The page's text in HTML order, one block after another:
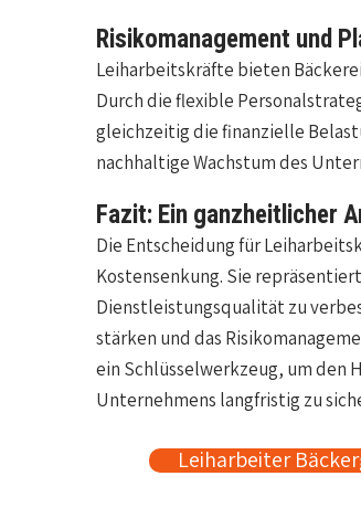
Risikomanagement und
Leiharbeitskräfte bieten
Durch die flexible
gleichzeitig die finanzielle
nachhaltige Wachstum des
Fazit: Ein ganzheitlicher
Die Entscheidung für
Kostensenkung. Sie
Dienstleistungsqualität zu
stärken und das
ein Schlüsselwerkzeug, um den
Unternehmens langfristig zu
Leiharbeiter